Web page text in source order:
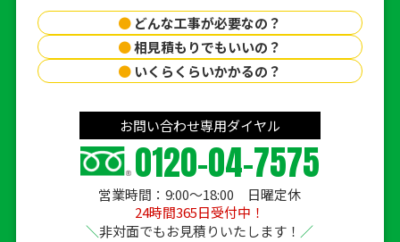
● どんな工事が必要なの？
●相見積もりでもいいの？
● いくらくらいかかるの？
お問い合わせ専用ダイヤル
0120-04-7575
営業時間：9:00〜18:00 日曜定休
24時間365日受付中！
非対面でもお見積りいたします！